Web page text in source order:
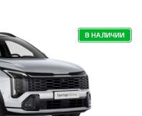
В НАЛИЧИИ